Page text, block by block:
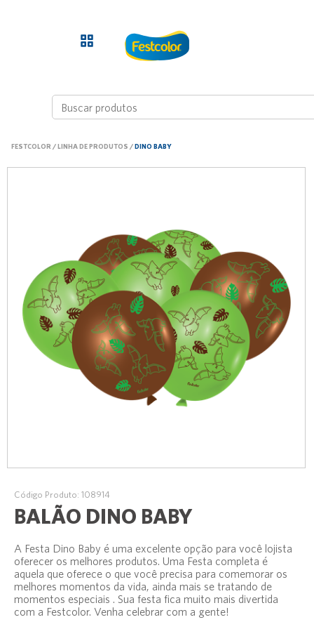
FESTCOLOR /LINHA DE PRODUTOS /DINO BABY
Código Produto: 108914
BALÃO DINO BABY
A Festa Dino Baby é uma excelente opção para você lojista
oferecer os melhores produtos. Uma Festa completa é
aquela que oferece o que você precisa para comemorar os
melhores momentos da vida, ainda mais se tratando de
momentos especiais . Sua festa fica muito mais divertida
com a Festcolor. Venha celebrar com a gente!